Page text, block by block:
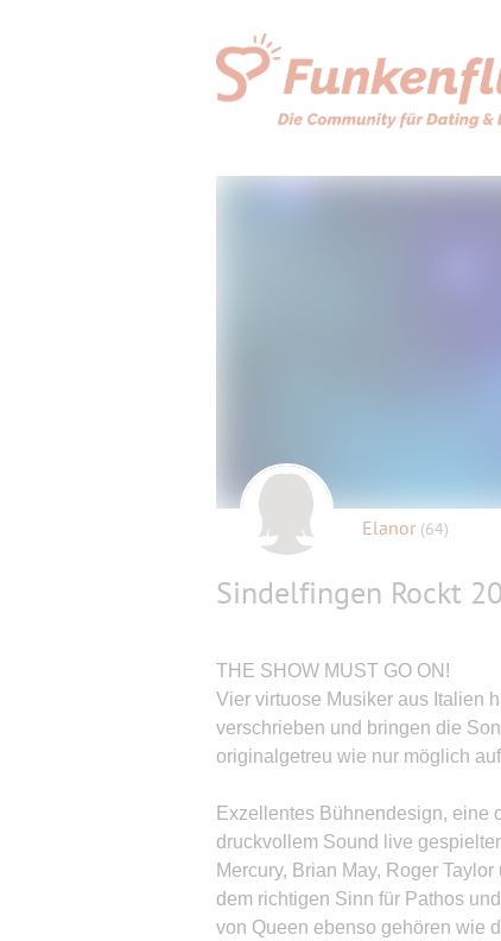
Elanor (64)
Sindelfingen Rockt
THE SHOW MUST GO ON!
Vier virtuose Musiker aus Italien
verschrieben und bringen die
originalgetreu wie nur möglich
Exzellentes Bühnendesign, eine
druckvollem Sound live
Mercury, Brian May, Roger
dem richtigen Sinn für Pathos
von Queen ebenso gehören wie